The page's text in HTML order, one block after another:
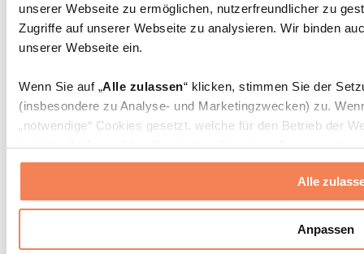
unserer Webseite zu ermöglichen, nutzerfreundlicher zu
Zugriffe auf unserer Webseite zu analysieren. Wir binden
unserer Webseite ein.
Wenn Sie auf „Alle zulassen“ klicken, stimmen Sie der
(insbesondere zu Analyse- und Marketingzwecken) zu.
„notwendige“ Cookies gesetzt, welche für den Betrieb der
individuelle Auswahl treffen, indem Sie unter „Anpassen“
erlauben“ klicken.
Weitere Informationen über die Verarbeitung Ihrer Daten
Datenschutzerklärung
Alle
Anpassen
Taschen & Rucksäcke
Essenstaschen und Meal-Prep-Zubehör
Sporttaschen
Zubehör nach Aktivität
Laufen
Kampfsport
Yoga & Pilates
Wandern
Rotlichttherapie